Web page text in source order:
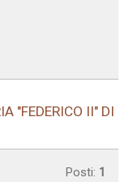
"FEDERICO II" DI
Posti: 1